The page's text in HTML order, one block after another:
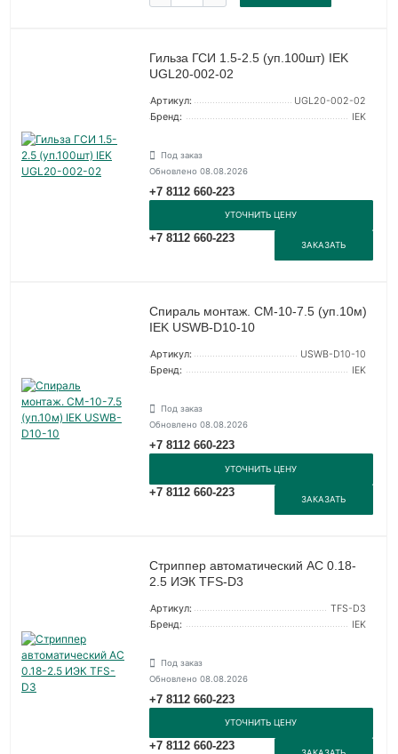
Гильза ГСИ 1.5-2.5 (уп.100шт) IEK
UGL20-002-02
Артикул:
UGL20-002-02
Бренд:
IEK
Под заказ
Обновлено 08.08.2026
+7 8112 660-223
УТОЧНИТЬ ЦЕНУ
+7 8112 660-223
ЗАКАЗАТЬ
Спираль монтаж. СМ-10-7.5 (уп.10м)
IEK USWB-D10-10
Артикул:
USWB-D10-10
Бренд:
IEK
Под заказ
Обновлено 08.08.2026
+7 8112 660-223
УТОЧНИТЬ ЦЕНУ
+7 8112 660-223
ЗАКАЗАТЬ
Стриппер автоматический АС 0.18-
2.5 ИЭК TFS-D3
Артикул:
TFS-D3
Бренд:
IEK
Под заказ
Обновлено 08.08.2026
+7 8112 660-223
УТОЧНИТЬ ЦЕНУ
+7 8112 660-223